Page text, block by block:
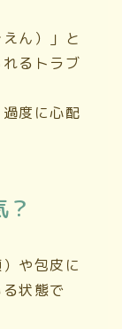
ん）」と
るトラブ
度に心配
や包皮に
状態で